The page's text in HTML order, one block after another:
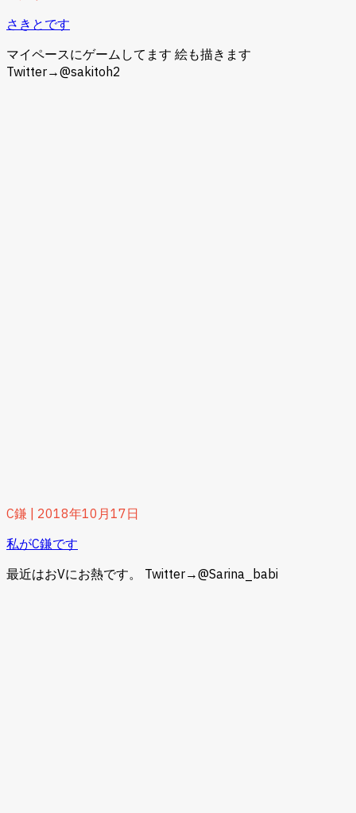
さきとです
マイペースにゲームしてます 絵も描きます
Twitter→@sakitoh2
C鎌 | 2018年10月17日
私がC鎌です
最近はおVにお熱です。 Twitter→@Sarina_babi